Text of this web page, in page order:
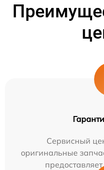
Сервисный
оригинальные